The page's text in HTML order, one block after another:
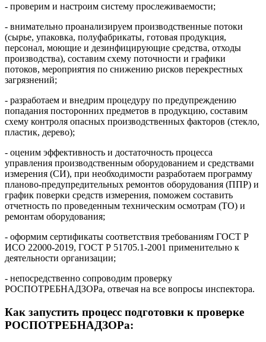
- проверим и настроим систему прослеживаемости;
- внимательно проанализируем производственные потоки
(сырье, упаковка, полуфабрикаты, готовая продукция,
персонал, моющие и дезинфицирующие средства, отходы
производства), составим схему поточности и графики
потоков, мероприятия по снижению рисков перекрестных
загрязнений;
- разработаем и внедрим процедуру по предупреждению
попадания посторонних предметов в продукцию, составим
схему контроля опасных производственных факторов (стекло,
пластик, дерево);
- оценим эффективность и достаточность процесса
управления производственным оборудованием и средствами
измерения (СИ), при необходимости разработаем программу
планово-предупредительных ремонтов оборудования (ППР) и
график поверки средств измерения, поможем составить
отчетность по проведенным техническим осмотрам (ТО) и
ремонтам оборудования;
- оформим сертификаты соответствия требованиям ГОСТ Р
ИСО 22000-2019, ГОСТ Р 51705.1-2001 применительно к
деятельности организации;
- непосредственно сопроводим проверку
РОСПОТРЕБНАДЗОРа, отвечая на все вопросы инспектора.
Как запустить процесс подготовки к проверке
РОСПОТРЕБНАДЗОРа: